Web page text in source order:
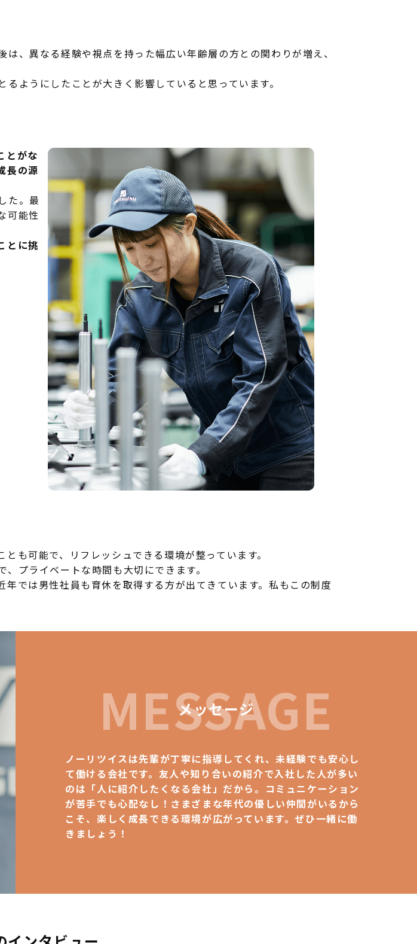
、異なる経験や視点を持った幅広い年齢層の方との関わりが増え、
ようにしたことが大きく影響していると思っています。
とがな
長の源
た。最
可能性
とに挑
も可能で、リフレッシュできる環境が整っています。
プライベートな時間も大切にできます。
では男性社員も育休を取得する方が出てきています。私もこの制度
メッセージ
MESSAGE
ノーリツイスは先輩が丁寧に指導してくれ、未経験でも安心し
て働ける会社です。友人や知り合いの紹介で入社した人が多い
のは「人に紹介したくなる会社」だから。コミュニケーション
が苦手でも心配なし！さまざまな年代の優しい仲間がいるから
こそ、楽しく成長できる環境が広がっています。ぜひ一緒に働
きましょう！